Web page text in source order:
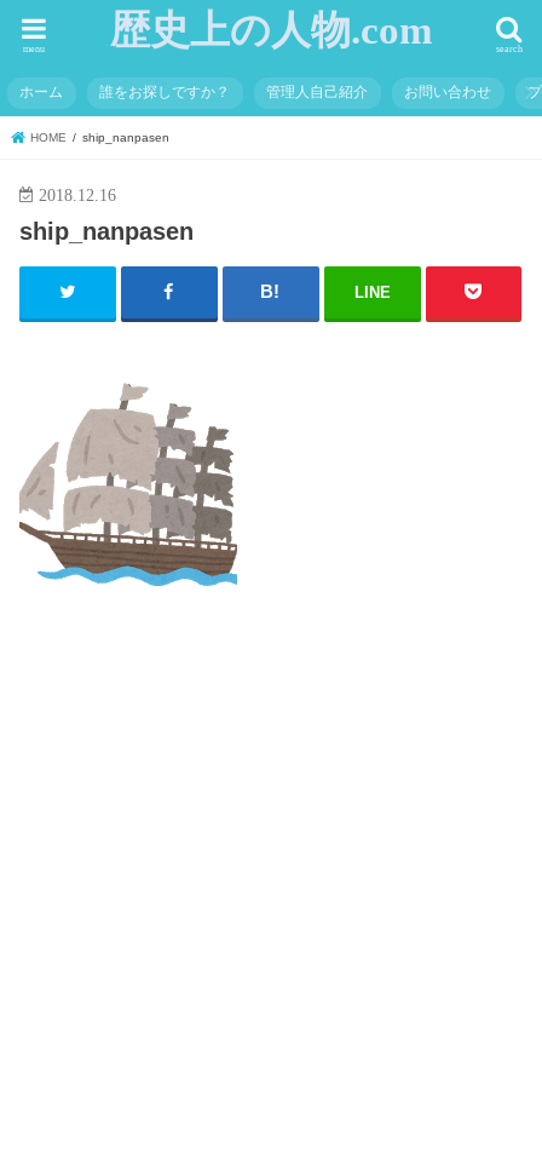
歴史上の人物.com search
menu
ホーム 誰をお探しですか？ 管理人自己紹介 お問い合わせ
HOME ship_nanpasen
2018.12.16
ship_nanpasen
LINE